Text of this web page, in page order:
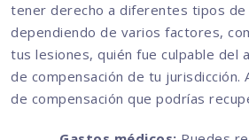
tener derecho a diferentes tipos de
dependiendo de varios factores,
tus lesiones, quién fue culpable del
de compensación de tu jurisdicción.
de compensación que podrías